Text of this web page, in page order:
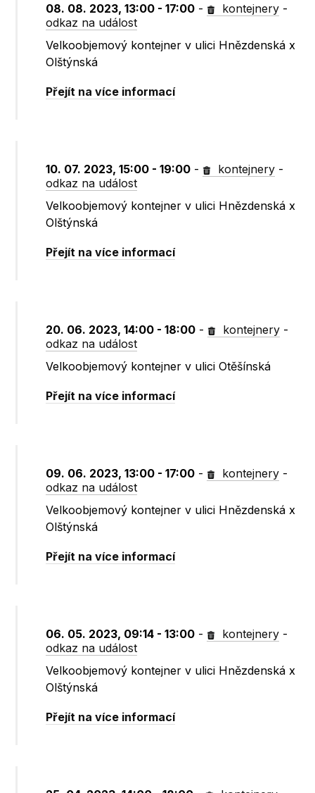
08. 08. 2023, 13:00 - 17:00 - kontejnery -
odkaz na událost
Velkoobjemový kontejner v ulici Hnězdenská x
Olštýnská
Přejít na více informací
10. 07. 2023, 15:00 - 19:00 - kontejnery -
odkaz na událost
Velkoobjemový kontejner v ulici Hnězdenská x
Olštýnská
Přejít na více informací
20. 06. 2023, 14:00 - 18:00 - kontejnery -
odkaz na událost
Velkoobjemový kontejner v ulici Otěšínská
Přejít na více informací
09. 06. 2023, 13:00 - 17:00 - kontejnery -
odkaz na událost
Velkoobjemový kontejner v ulici Hnězdenská x
Olštýnská
Přejít na více informací
06. 05. 2023, 09:14 - 13:00 - kontejnery -
odkaz na událost
Velkoobjemový kontejner v ulici Hnězdenská x
Olštýnská
Přejít na více informací